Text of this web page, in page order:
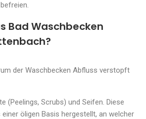
Bad Waschbecken
der Waschbecken Abfluss verstopft
(Peelings, Scrubs) und Seifen. Diese
öligen Basis hergestellt, an welcher